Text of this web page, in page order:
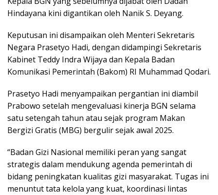
Hindayana kini digantikan oleh Nanik S. Deyang.
Keputusan ini disampaikan oleh Menteri Sekretaris
Negara Prasetyo Hadi, dengan didampingi Sekretaris
Kabinet Teddy Indra Wijaya dan Kepala Badan
Komunikasi Pemerintah (Bakom) RI Muhammad Qodari.
Prasetyo Hadi menyampaikan pergantian ini diambil
Prabowo setelah mengevaluasi kinerja BGN selama
satu setengah tahun atau sejak program Makan
Bergizi Gratis (MBG) bergulir sejak awal 2025.
“Badan Gizi Nasional memiliki peran yang sangat
strategis dalam mendukung agenda pemerintah di
bidang peningkatan kualitas gizi masyarakat. Tugas ini
menuntut tata kelola yang kuat, koordinasi lintas